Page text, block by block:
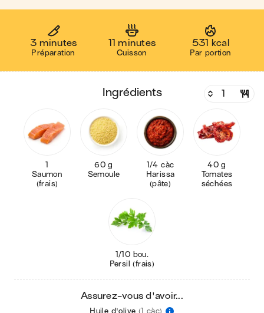
3 minutes
Préparation
11 minutes
Cuisson
531 kcal
Par portion
ingrédients
1
Saumon
(frais)
60 g
Semoule
1/4 càc
Harissa
(pâte)
40 g
Tomates
séchées
1/10 bou.
Persil (frais)
Assurez-vous d'avoir...
Huile d'olive (1 càc)